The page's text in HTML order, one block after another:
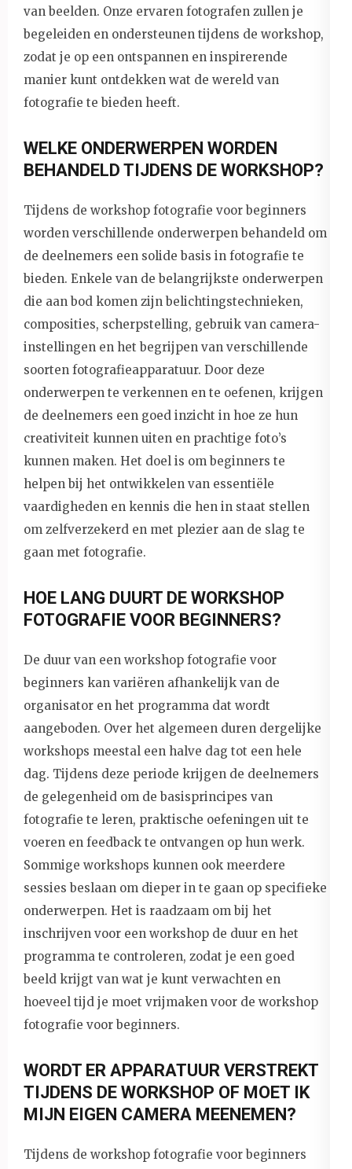
van beelden. Onze ervaren fotografen zullen je
begeleiden en ondersteunen tijdens de workshop,
zodat je op een ontspannen en inspirerende
manier kunt ontdekken wat de wereld van
fotografie te bieden heeft.
WELKE ONDERWERPEN WORDEN
BEHANDELD TIJDENS DE WORKSHOP?
Tijdens de workshop fotografie voor beginners
worden verschillende onderwerpen behandeld om
de deelnemers een solide basis in fotografie te
bieden. Enkele van de belangrijkste onderwerpen
die aan bod komen zijn belichtingstechnieken,
composities, scherpstelling, gebruik van camera-
instellingen en het begrijpen van verschillende
soorten fotografieapparatuur. Door deze
onderwerpen te verkennen en te oefenen, krijgen
de deelnemers een goed inzicht in hoe ze hun
creativiteit kunnen uiten en prachtige foto’s
kunnen maken. Het doel is om beginners te
helpen bij het ontwikkelen van essentiële
vaardigheden en kennis die hen in staat stellen
om zelfverzekerd en met plezier aan de slag te
gaan met fotografie.
HOE LANG DUURT DE WORKSHOP
FOTOGRAFIE VOOR BEGINNERS?
De duur van een workshop fotografie voor
beginners kan variëren afhankelijk van de
organisator en het programma dat wordt
aangeboden. Over het algemeen duren dergelijke
workshops meestal een halve dag tot een hele
dag. Tijdens deze periode krijgen de deelnemers
de gelegenheid om de basisprincipes van
fotografie te leren, praktische oefeningen uit te
voeren en feedback te ontvangen op hun werk.
Sommige workshops kunnen ook meerdere
sessies beslaan om dieper in te gaan op specifieke
onderwerpen. Het is raadzaam om bij het
inschrijven voor een workshop de duur en het
programma te controleren, zodat je een goed
beeld krijgt van wat je kunt verwachten en
hoeveel tijd je moet vrijmaken voor de workshop
fotografie voor beginners.
WORDT ER APPARATUUR VERSTREKT
TIJDENS DE WORKSHOP OF MOET IK
MIJN EIGEN CAMERA MEENEMEN?
Tijdens de workshop fotografie voor beginners